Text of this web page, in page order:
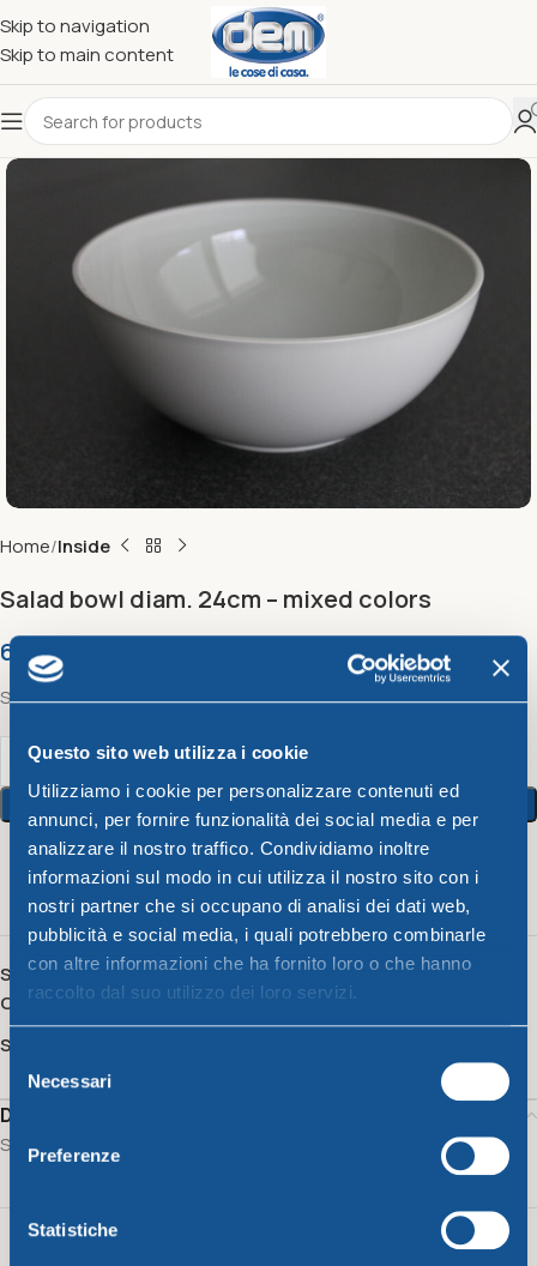
Questo sito web utilizza i cookie
Utilizziamo i cookie per personalizzare contenuti ed
annunci, per fornire funzionalità dei social media e per
analizzare il nostro traffico. Condividiamo inoltre
informazioni sul modo in cui utilizza il nostro sito con i
nostri partner che si occupano di analisi dei dati web,
pubblicità e social media, i quali potrebbero combinarle
con altre informazioni che ha fornito loro o che hanno
raccolto dal suo utilizzo dei loro servizi.
Selezione
del
consenso
Necessari
Preferenze
Statistiche
Skip to navigation
Skip to main content
Home Inside
Salad bowl diam. 24cm – mixed colors
6,70€
Salad bowl diam. 24cm – mixed colors
Add To Cart
3 People watching this product now!
SKU:17150
Category: Inside
Share:
Description
Salad bowl diam. 24cm – mixed colors